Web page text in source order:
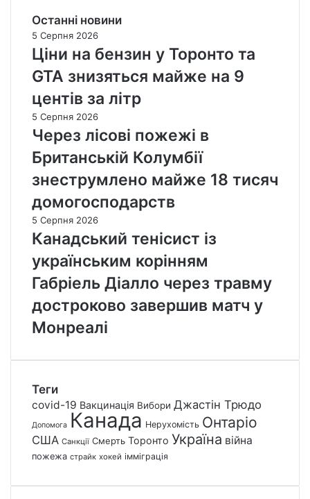
Останні новини
5 Серпня 2026
Ціни на бензин у Торонто та
GTA знизяться майже на 9
центів за літр
5 Серпня 2026
Через лісові пожежі в
Британській Колумбії
знеструмлено майже 18 тисяч
домогосподарств
5 Серпня 2026
Канадський тенісист із
українським корінням
Габріель Діалло через травму
достроково завершив матч у
Монреалі
Теги
covid-19 Вакцинація Вибори Джастін Трюдо
Допомога Канада Нерухомість Онтаріо
США Санкції Смерть Торонто Україна війна
пожежа страйк хокей імміграція